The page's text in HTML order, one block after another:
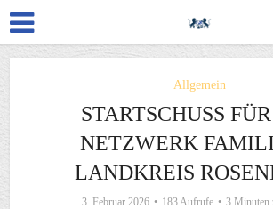
Allgemein
STARTSCHUSS
NETZWERK
LANDKREIS
3. Februar 2026 183 Aufrufe 3 Minuten